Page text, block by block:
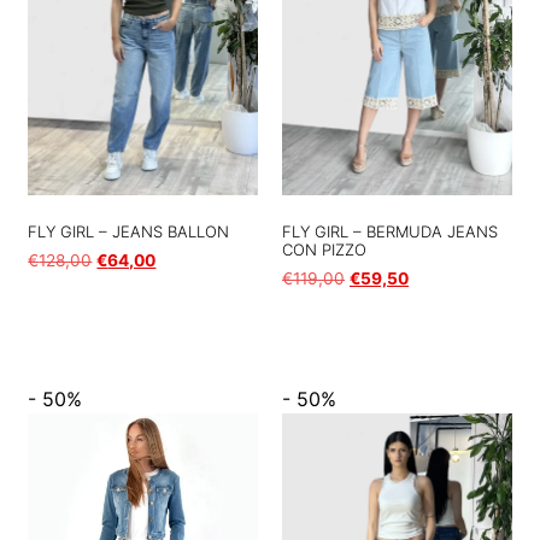
FLY GIRL – JEANS BALLON
€128,00 €64,00
FLY GIRL – BERMUDA JEANS
CON PIZZO
€119,00 €59,50
- 50% - 50%